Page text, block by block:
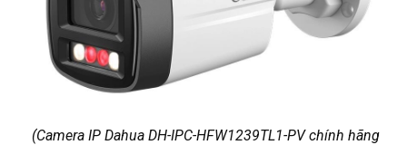
(Camera IP Dahua DH-IPC-HFW1239TL1-PV chính hãng